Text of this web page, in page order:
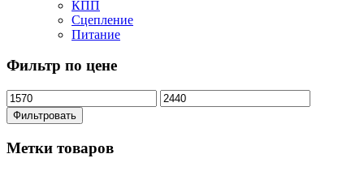
КПП
Сцепление
Питание
Фильтр по цене
Фильтровать
Метки товаров